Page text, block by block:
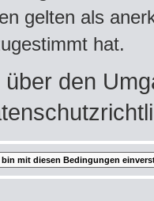
gelten als
hat.
den